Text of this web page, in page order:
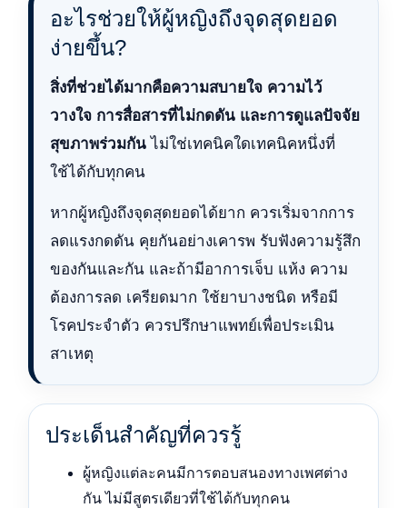
อะไรช่วยให้ผู้หญิงถึงจุดสุดยอด
ง่ายขึ้น?
สิ่งที่ช่วยได้มากคือความสบายใจ ความไว้
วางใจ การสื่อสารที่ไม่กดดัน และการดูแลปัจจัย
สุขภาพร่วมกัน ไม่ใช่เทคนิคใดเทคนิคหนึ่งที่
ใช้ได้กับทุกคน
หากผู้หญิงถึงจุดสุดยอดได้ยาก ควรเริ่มจากการ
ลดแรงกดดัน คุยกันอย่างเคารพ รับฟังความรู้สึก
ของกันและกัน และถ้ามีอาการเจ็บ แห้ง ความ
ต้องการลด เครียดมาก ใช้ยาบางชนิด หรือมี
โรคประจำตัว ควรปรึกษาแพทย์เพื่อประเมิน
สาเหตุ
ประเด็นสำคัญที่ควรรู้
ผู้หญิงแต่ละคนมีการตอบสนองทางเพศต่าง
กัน ไม่มีสูตรเดียวที่ใช้ได้กับทุกคน